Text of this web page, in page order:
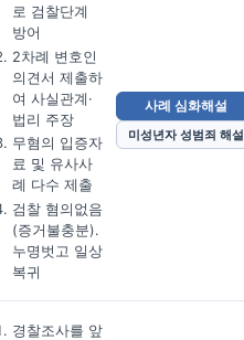
로 검찰단계
방어
2차례 변호인
의견서 제출하
여 사실관계·
법리 주장
무혐의 입증자
료 및 유사사
례 다수 제출
검찰 혐의없음
(증거불충분).
누명벗고 일상
복귀
사례 심화해설
미성년자 성범죄 해설
경찰조사를 앞